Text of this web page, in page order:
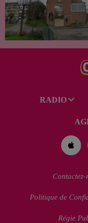
RADIO
Contactez-
Politique de
Régie